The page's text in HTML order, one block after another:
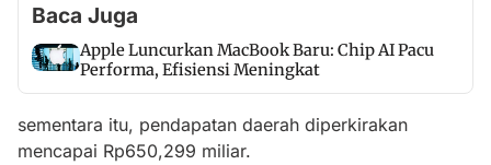
Baca Juga
Apple Luncurkan MacBook Baru: Chip AI Pacu
Performa, Efisiensi Meningkat
sementara itu, pendapatan daerah diperkirakan
mencapai Rp650,299 miliar.